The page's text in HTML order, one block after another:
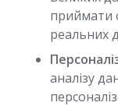
приймати
реальних
аналізу